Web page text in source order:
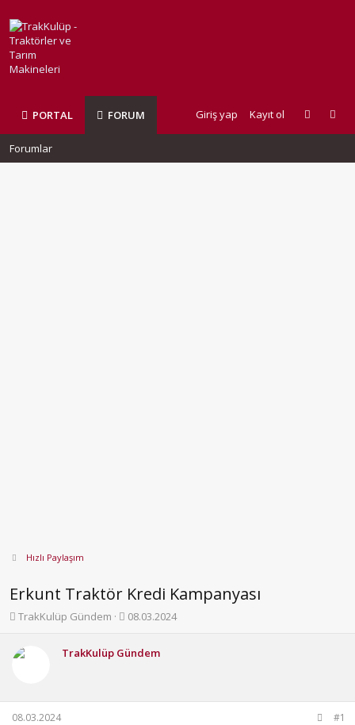
PORTAL FORUM Giriş yap Kayıt ol
Forumlar
Hızlı Paylaşım
Erkunt Traktör Kredi Kampanyası
K
b
u
b
TrakKulüp Gündem
B
l
g
08.03.2024
TrakKulüp Gündem
08.03.2024 #1